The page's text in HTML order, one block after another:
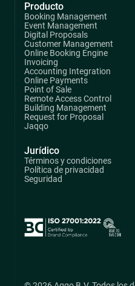
Producto
Booking Management
Event Management
Digital Proposals
Customer Management
Online Booking Engine
Invoicing
Accounting Integration
Online Payments
Point of Sale
Remote Access Control
Building Management
Request for Proposal
Jaqqo
Jurídico
Términos y condiciones
Política de privacidad
Seguridad